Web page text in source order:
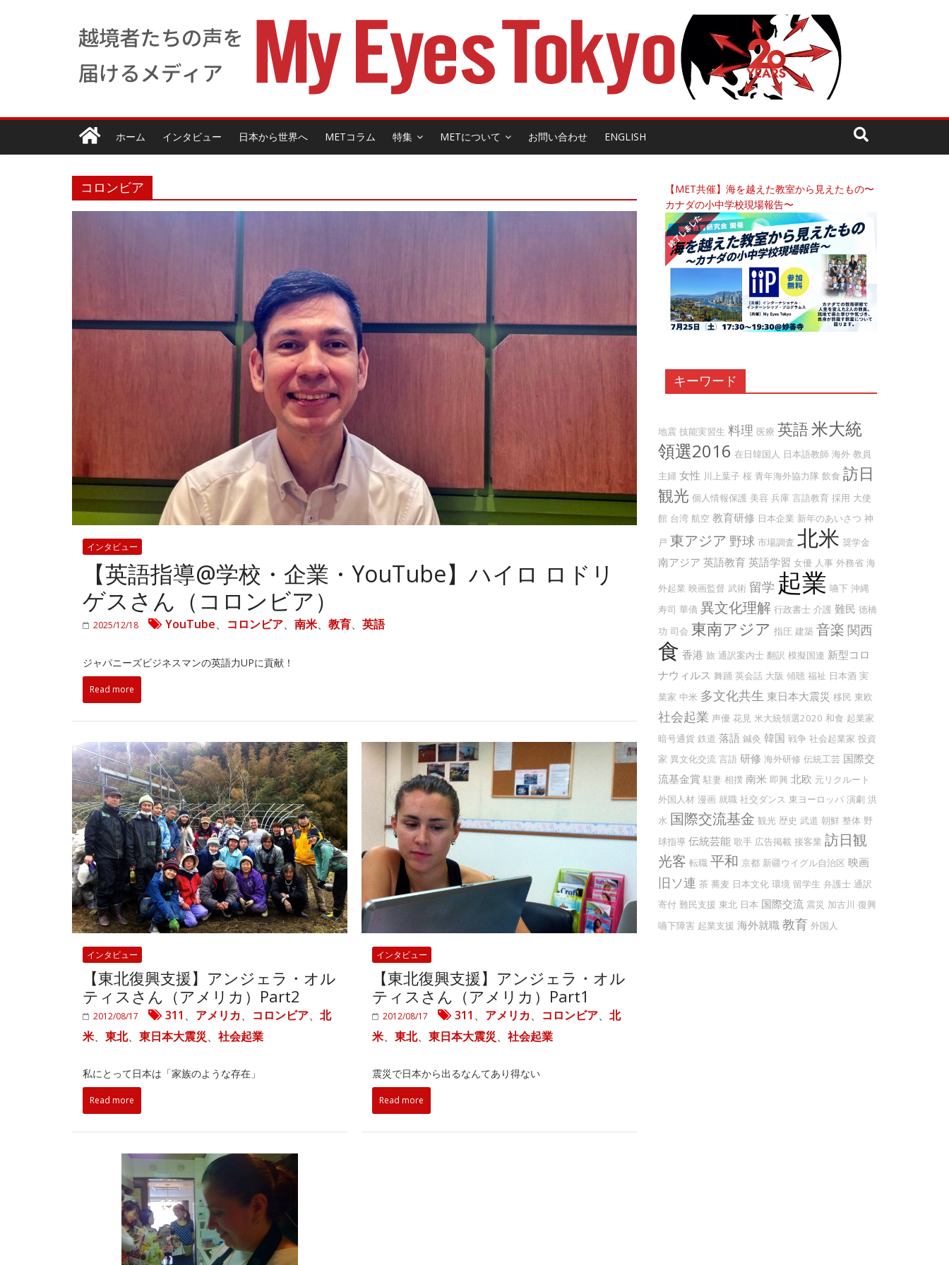
ホーム インタビュー 日本から世界へ METコラム 特集 METについて お問い合わせ ENGLISH
コロンビア
インタビュー
【英語指導@学校・企業・YouTube】ハイロ ロドリ
ゲスさん（コロンビア）
2025/12/18 YouTube、 コロンビア、 南米、 教育、 英語
ジャパニーズビジネスマンの英語力UPに貢献！
Read more
インタビュー
【東北復興支援】アンジェラ・オル
ティスさん（アメリカ）Part2
2012/08/17 311 、 アメリカ、 コロンビア、 北
米、 東北、 東日本大震災、 社会起業
私にとって日本は「家族のような存在」
Read more
インタビュー
【東北復興支援】アンジェラ・オル
ティスさん（アメリカ）Part1
2012/08/17 311 、 アメリカ、 コロンビア、北
米、東北、東日本大震災、社会起業
震災で日本から出るなんてあり得ない
Read more
【MET共催】海を越えた教室から見えたもの〜
カナダの小中学校現場報告〜
キーワード
地震 技能実習生 料理 医療 英語米大統
領選2016 在日韓国人 日本語教師 海外 教員
主婦 女性 川上葉子 桜 青年海外協力隊 飲食 訪日
観光 個人情報保護 美容 兵庫 言語教育 採用 大使
館 台湾 航空 教育研修 日本企業 新年のあいさつ 神
戸 東アジア 野球 市場調査 北米 奨学金
南アジア 英語教育 英語学習 女優 人事 外務省 海
外起業 映画監督 武術 留学 起業 嚥下 沖縄
寿司 華僑 異文化理解 行政書士 介護 難民 徳橋
功 司会 東南アジア 指圧 建築 音楽 関西
食 香港 旅 通訳案内士 翻訳 模擬国連 新型コロ
ナウィルス 舞踊 英会話 大阪 傾聴 福祉 日本酒 実
業家 中米 多文化共生 東日本大震災 移民 東欧
社会起業 声優 花見 米大統領選2020 和食 起業家
暗号通貨 鉄道 落語 鍼灸 韓国 戦争 社会起業家 投資
家 異文化交流 言語 研修 海外研修 伝統工芸 国際交
流基金賞 駐妻 相撲 南米 即興 北欧 元リクルート
外国人材 漫画 就職 社交ダンス 東ヨーロッパ 演劇 洪
水 国際交流基金 観光 歴史 武道 朝鮮 整体 野
球指導 伝統芸能 歌手 広告掲載 接客業 訪日観
光客 転職 平和 京都 新疆ウイグル自治区 映画
旧ソ連 茶 蕎麦 日本文化 環境 留学生 弁護士 通訳
寄付 難民支援 東北 日本 国際交流 震災 加古川 復興
嚥下障害 起業支援 海外就職教育 外国人